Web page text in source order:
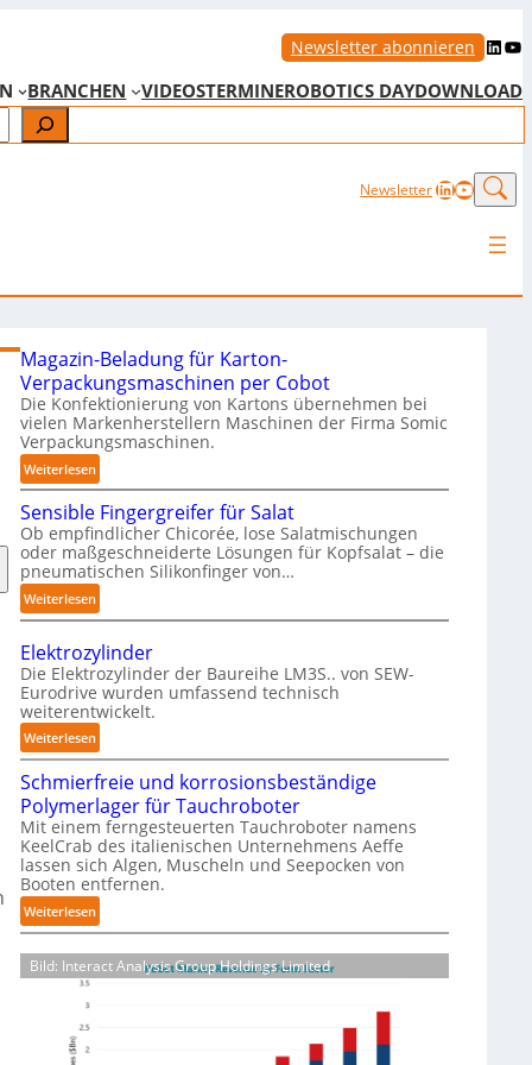
Newsletter abonnieren LinkedIn YouTube
BRANCHEN VIDEOSTERMINEROBOTICS DAYDOWNLOAD
NewsletterLinkedIn
Magazin-Beladung für Karton-
Verpackungsmaschinen per Cobot
Die Konfektionierung von Kartons übernehmen bei
vielen Markenherstellern Maschinen der Firma Somic
Verpackungsmaschinen.
Weiterlesen:
M
a
g
a
z
i
n
-
B
e
l
a
d
u
n
g
f
ü
r
K
r
Sensible Fingergreifer für Salat
Ob empfindlicher Chicorée, lose Salatmischungen
oder maßgeschneiderte Lösungen für Kopfsalat – die
pneumatischen Silikonfinger von…
Weiterlesen:
S
n
s
i
b
l
e
F
i
n
g
e
r
g
r
e
Elektrozylinder
Die Elektrozylinder der Baureihe LM3S.. von SEW-
Eurodrive wurden umfassend technisch
weiterentwickelt.
Weiterlesen:
E
l
e
k
t
r
o
z
y
l
Schmierfreie und korrosionsbeständige
Polymerlager für Tauchroboter
Mit einem ferngesteuerten Tauchroboter namens
KeelCrab des italienischen Unternehmens Aeffe
lassen sich Algen, Muscheln und Seepocken von
Booten entfernen.
Weiterlesen:
S
c
h
Bild: Interact Analysis Group Holdings Limited